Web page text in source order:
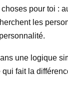
pour toi :
les
une logique
fait la